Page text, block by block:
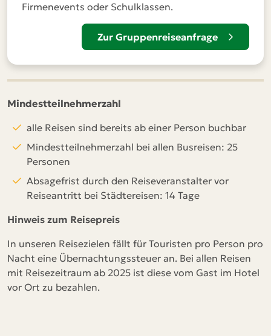
Firmenevents oder Schulklassen.
Zur Gruppenreiseanfrage
Mindestteilnehmerzahl
alle Reisen sind bereits ab einer Person buchbar
Mindestteilnehmerzahl bei allen Busreisen: 25
Personen
Absagefrist durch den Reiseveranstalter vor
Reiseantritt bei Städtereisen: 14 Tage
Hinweis zum Reisepreis
In unseren Reisezielen fällt für Touristen pro Person pro
Nacht eine Übernachtungssteuer an. Bei allen Reisen
mit Reisezeitraum ab 2025 ist diese vom Gast im Hotel
vor Ort zu bezahlen.